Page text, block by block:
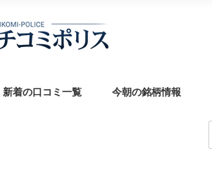
新着の口コミ一覧 今朝の銘柄情報